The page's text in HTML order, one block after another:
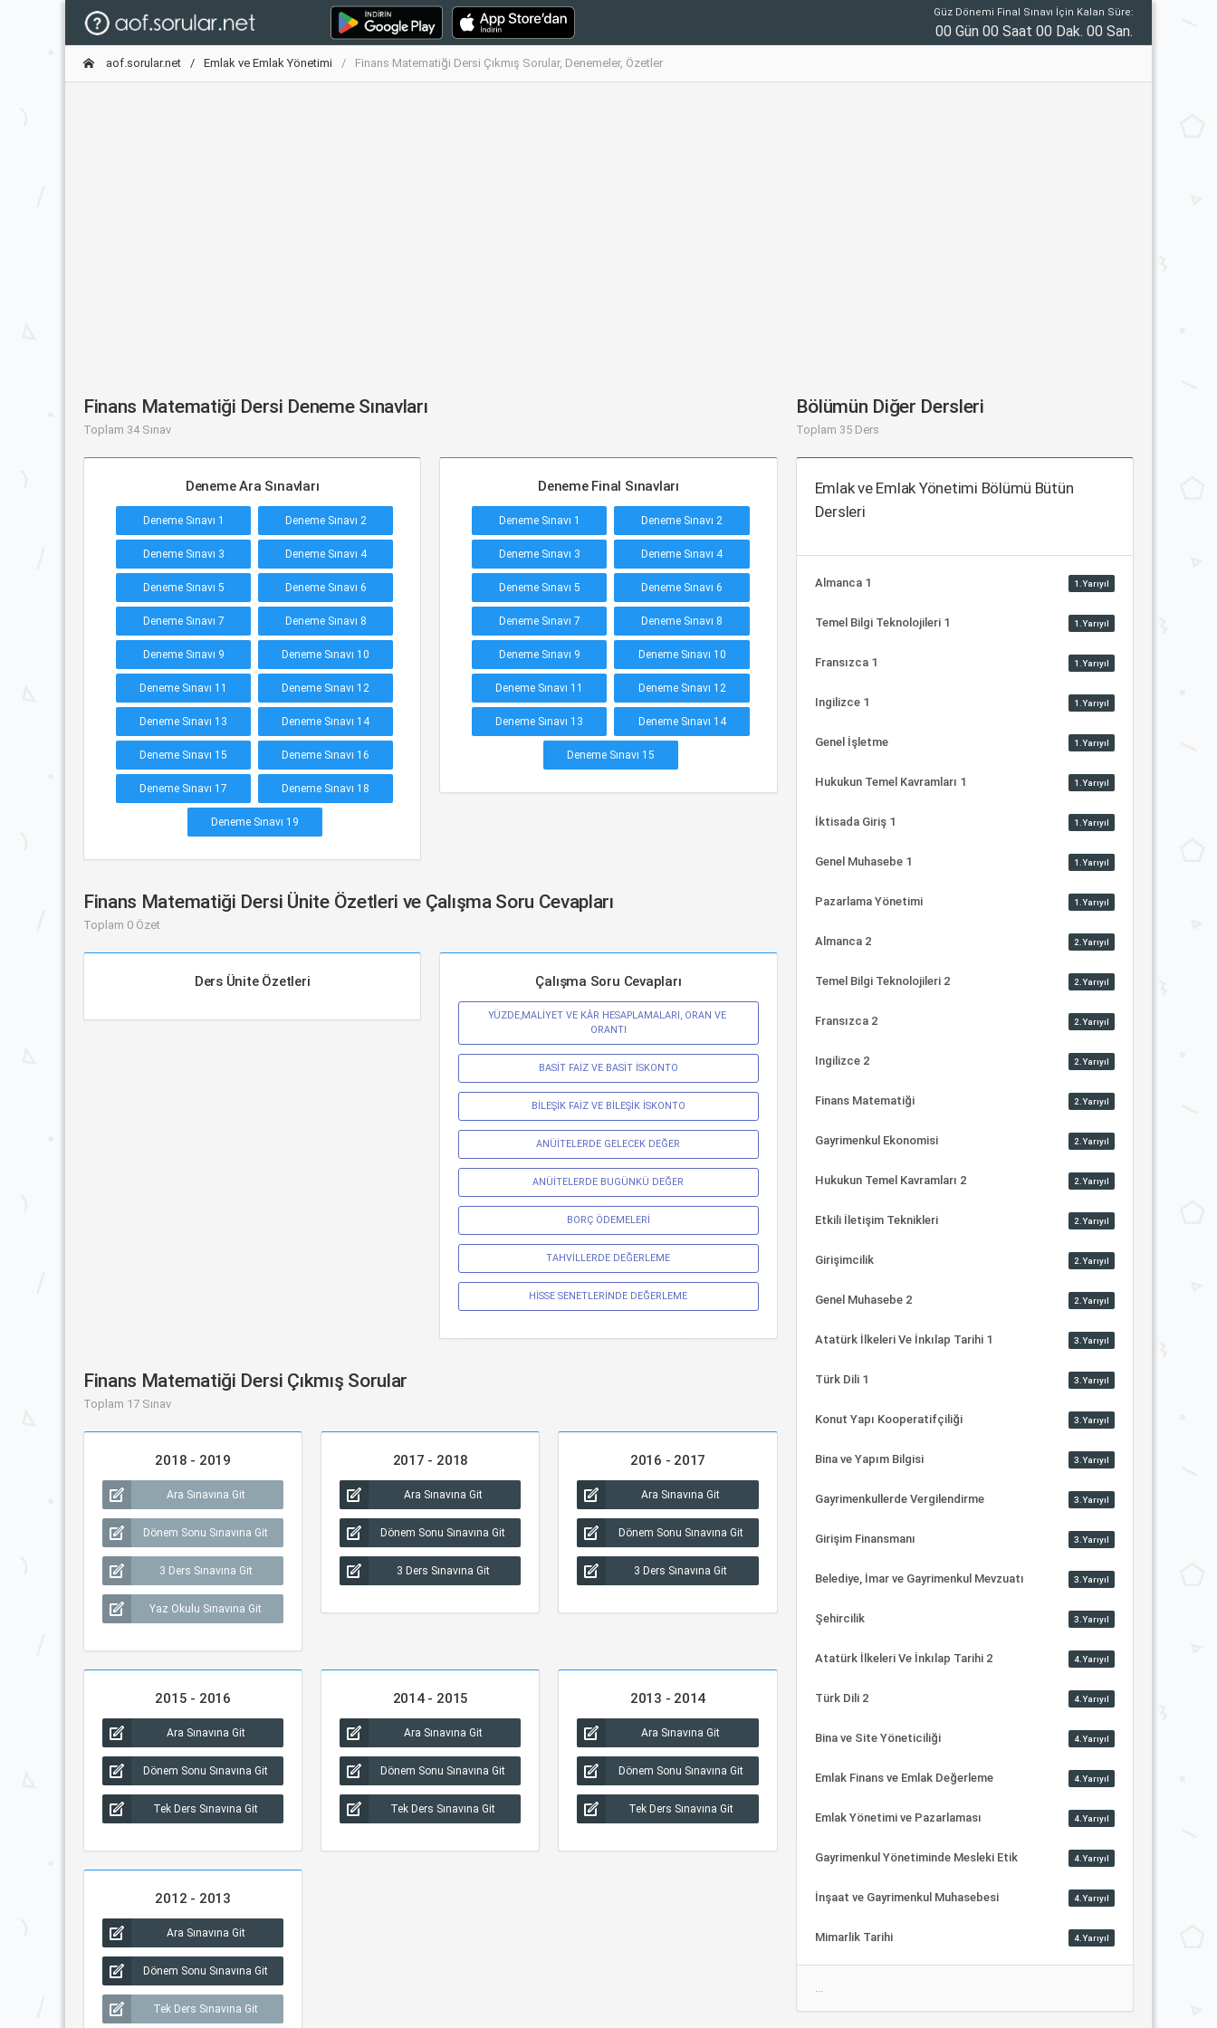
Güz Dönemi Final Sınavı İçin Kalan Süre:
00 Gün 00 Saat 00 Dak. 00 San.
aof.sorular.net Emlak ve Emlak Yönetimi Finans Matematiği Dersi Çıkmış Sorular, Denemeler, Özetler
Finans Matematiği Dersi Deneme Sınavları
Toplam 34 Sınav
Deneme Ara Sınavları
Deneme Sınavı 1 Deneme Sınavı 2
Deneme Sınavı 3 Deneme Sınavı 4
Deneme Sınavı 5 Deneme Sınavı 6
Deneme Sınavı 7 Deneme Sınavı 8
Deneme Sınavı 9 Deneme Sınavı 10
Deneme Sınavı 11 Deneme Sınavı 12
Deneme Sınavı 13 Deneme Sınavı 14
Deneme Sınavı 15 Deneme Sınavı 16
Deneme Sınavı 17 Deneme Sınavı 18
Deneme Sınavı 19
Deneme Final Sınavları
Deneme Sınavı 1 Deneme Sınavı 2
Deneme Sınavı 3 Deneme Sınavı 4
Deneme Sınavı 5 Deneme Sınavı 6
Deneme Sınavı 7 Deneme Sınavı 8
Deneme Sınavı 9 Deneme Sınavı 10
Deneme Sınavı 11 Deneme Sınavı 12
Deneme Sınavı 13 Deneme Sınavı 14
Deneme Sınavı 15
Finans Matematiği Dersi Ünite Özetleri ve Çalışma Soru Cevapları
Toplam 0 Özet
Ders Ünite Özetleri Çalışma Soru Cevapları
YÜZDE,MALİYET VE KÂR HESAPLAMALARI, ORAN VE
ORANTI
BASİT FAİZ VE BASİT İSKONTO
BİLEŞİK FAİZ VE BİLEŞİK İSKONTO
ANÜİTELERDE GELECEK DEĞER
ANÜİTELERDE BUGÜNKÜ DEĞER
BORÇ ÖDEMELERİ
TAHVİLLERDE DEĞERLEME
HİSSE SENETLERİNDE DEĞERLEME
Finans Matematiği Dersi Çıkmış Sorular
Toplam 17 Sınav
2018 - 2019
Ara Sınavına Git
Dönem Sonu Sınavına Git
3 Ders Sınavına Git
Yaz Okulu Sınavına Git
2017 - 2018
Ara Sınavına Git
Dönem Sonu Sınavına Git
3 Ders Sınavına Git
2016 - 2017
Ara Sınavına Git
Dönem Sonu Sınavına Git
3 Ders Sınavına Git
2015 - 2016
Ara Sınavına Git
Dönem Sonu Sınavına Git
Tek Ders Sınavına Git
2014 - 2015
Ara Sınavına Git
Dönem Sonu Sınavına Git
Tek Ders Sınavına Git
2013 - 2014
Ara Sınavına Git
Dönem Sonu Sınavına Git
Tek Ders Sınavına Git
2012 - 2013
Ara Sınavına Git
Dönem Sonu Sınavına Git
Tek Ders Sınavına Git
Bölümün Diğer Dersleri
Toplam 35 Ders
Emlak ve Emlak Yönetimi Bölümü Bütün
Dersleri
Almanca 1 1.Yarıyıl
Temel Bilgi Teknolojileri 1 1.Yarıyıl
Fransızca 1 1.Yarıyıl
Ingilizce 1 1.Yarıyıl
Genel İşletme 1.Yarıyıl
Hukukun Temel Kavramları 1 1.Yarıyıl
İktisada Giriş 1 1.Yarıyıl
Genel Muhasebe 1 1.Yarıyıl
Pazarlama Yönetimi 1.Yarıyıl
Almanca 2 2.Yarıyıl
Temel Bilgi Teknolojileri 2 2.Yarıyıl
Fransızca 2 2.Yarıyıl
Ingilizce 2 2.Yarıyıl
Finans Matematiği 2.Yarıyıl
Gayrimenkul Ekonomisi 2.Yarıyıl
Hukukun Temel Kavramları 2 2.Yarıyıl
Etkili İletişim Teknikleri 2.Yarıyıl
Girişimcilik 2.Yarıyıl
Genel Muhasebe 2 2.Yarıyıl
Atatürk İlkeleri Ve İnkılap Tarihi 1 3.Yarıyıl
Türk Dili 1 3.Yarıyıl
Konut Yapı Kooperatifçiliği 3.Yarıyıl
Bina ve Yapım Bilgisi 3.Yarıyıl
Gayrimenkullerde Vergilendirme 3.Yarıyıl
Girişim Finansmanı 3.Yarıyıl
Belediye, İmar ve Gayrimenkul Mevzuatı 3.Yarıyıl
Şehircilik 3.Yarıyıl
Atatürk İlkeleri Ve İnkılap Tarihi 2 4.Yarıyıl
Türk Dili 2 4.Yarıyıl
Bina ve Site Yöneticiliği 4.Yarıyıl
Emlak Finans ve Emlak Değerleme 4.Yarıyıl
Emlak Yönetimi ve Pazarlaması 4.Yarıyıl
Gayrimenkul Yönetiminde Mesleki Etik 4.Yarıyıl
İnşaat ve Gayrimenkul Muhasebesi 4.Yarıyıl
Mimarlik Tarihi 4.Yarıyıl
...